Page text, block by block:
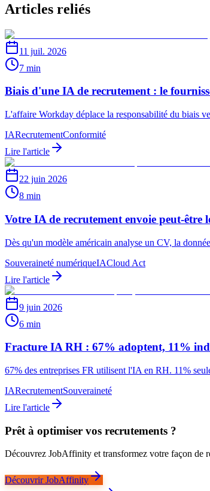
Articles reliés
11 juil. 2026
7 min
Biais d'une IA de recrutement : le
L'affaire Workday déplace la responsabilité du biais
IARecrutementConformité
Lire l'article
22 juin 2026
8 min
Votre IA de recrutement envoie peut-être
Dès qu'un modèle américain analyse un CV, la
Souveraineté numériqueIACloud Act
Lire l'article
9 juin 2026
6 min
Fracture IA RH : 67% adoptent, 11%
67% des entreprises FR utilisent l'IA en RH. 11%
IARecrutementSouveraineté
Lire l'article
Prêt à optimiser vos recrutements ?
Découvrez JobAffinity et transformez votre façon de
Découvrir JobAffinity